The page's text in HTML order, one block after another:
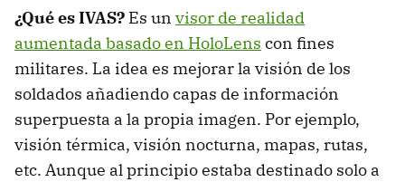
¿Qué es IVAS? Es un visor de realidad
aumentada basado en HoloLens con fines
militares. La idea es mejorar la visión de los
soldados añadiendo capas de información
superpuesta a la propia imagen. Por ejemplo,
visión térmica, visión nocturna, mapas, rutas,
etc. Aunque al principio estaba destinado solo a